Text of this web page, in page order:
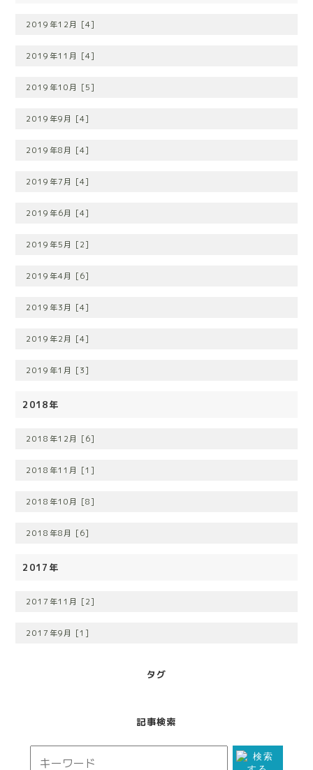
2019年12月 [4]
2019年11月 [4]
2019年10月 [5]
2019年9月 [4]
2019年8月 [4]
2019年7月 [4]
2019年6月 [4]
2019年5月 [2]
2019年4月 [6]
2019年3月 [4]
2019年2月 [4]
2019年1月 [3]
2018年
2018年12月 [6]
2018年11月 [1]
2018年10月 [8]
2018年8月 [6]
2017年
2017年11月 [2]
2017年9月 [1]
タグ
記事検索